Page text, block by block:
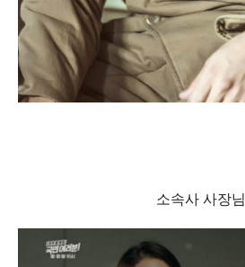
소속사 사장님